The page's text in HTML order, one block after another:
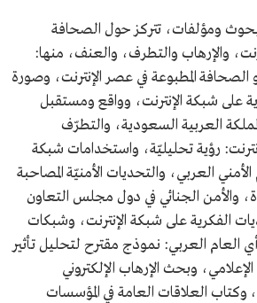
ومؤلفات، تتركز حول الصحافة
والإرهاب والتطرف، والعنف، منها:
المطبوعة في عصر الإنترنت، وصورة
على شبكة الإنترنت، وواقع ومستقبل
العربية السعودية، والتطرّف
رؤية تحليليّة، واستخدامات شبكة
الأمني العربي، والتحديات الأمنيّة المصاحبة
والأمن الجنائي في دول مجلس التعاون
الفكرية على شبكة الإنترنت، وشبكات
العام العربي: نموذج مقترح لتحليل تأثير
الإعلامي، وبحث الإرهاب الإلكتروني
العلاقات العامة في المؤسسات